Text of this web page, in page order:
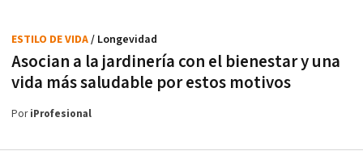
Asocian a la jardinería con el bienestar y una
vida más saludable por estos motivos
ESTILO DE VIDA/ Longevidad
PoriProfesional